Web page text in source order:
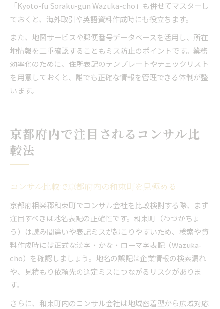
「Kyoto-fu Soraku-gun Wazuka-cho」も併せてマスターし
ておくと、海外取引や英語資料作成時にも役立ちます。
また、地図サービスや郵便番号データベースを活用し、所在
地情報を二重確認することもミス防止のポイントです。業務
効率化のために、住所表記のテンプレートやチェックリスト
を用意しておくと、誰でも正確な情報を管理できる体制が整
います。
京都府内で注目されるコンサル比
較法
コンサル比較で京都府内の和束町を見極める
京都府相楽郡和束町でコンサル会社を比較検討する際、まず
注目すべきは地名表記の正確性です。和束町（わづかちょ
う）は読み間違いや表記ミスが起こりやすいため、検索や資
料作成時には正式な漢字・かな・ローマ字表記（Wazuka-
cho）を確認しましょう。地名の誤記は企業情報の検索漏れ
や、見積もり依頼先の選定ミスにつながるリスクがありま
す。
さらに、和束町内のコンサル会社は地域密着型から広域対応